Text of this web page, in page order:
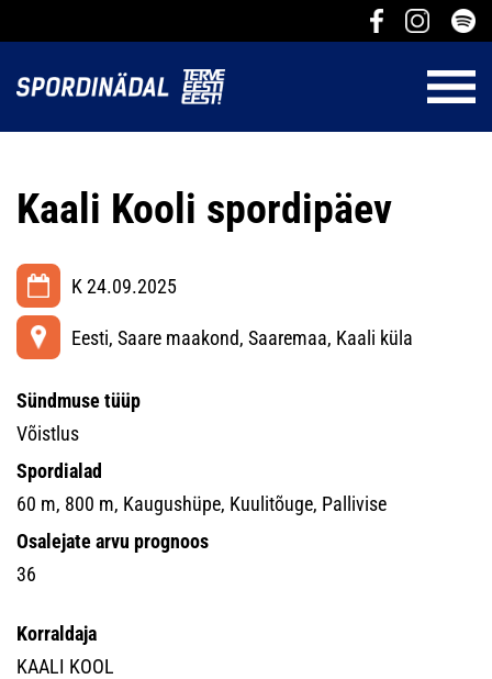
Kaali Kooli spordipäev
K 24.09.2025
Eesti, Saare maakond, Saaremaa, Kaali küla
Sündmuse tüüp
Võistlus
Spordialad
60 m, 800 m, Kaugushüpe, Kuulitõuge, Pallivise
Osalejate arvu prognoos
36
Korraldaja
KAALI KOOL